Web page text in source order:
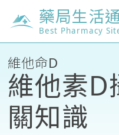
藥局生活
Best Pharmacy
維他命D
維他素D
關知識